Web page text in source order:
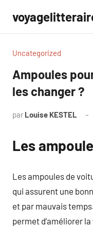
contenu
Uncategorized
Ampoules
les changer ?
par Louise KESTEL
Les
Les ampoules de
qui assurent une
et par mauvais
permet d’améliorer